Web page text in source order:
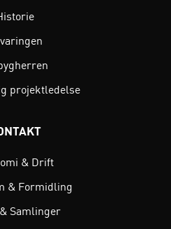
projektledelse
& Drift
& Formidling
Samlinger